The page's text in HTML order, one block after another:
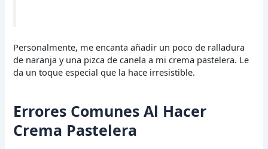
Personalmente, me encanta añadir un poco de ralladura
de naranja y una pizca de canela a mi crema pastelera. Le
da un toque especial que la hace irresistible.
Errores Comunes Al Hacer
Crema Pastelera